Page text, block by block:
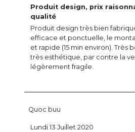
Produit design, prix
qualité
Produit design très bien
efficace et ponctuelle, le
et rapide (15 min environ). Très
très esthétique, par contre la
légèrement fragile.
Quoc buu
Lundi 13 Juillet 2020